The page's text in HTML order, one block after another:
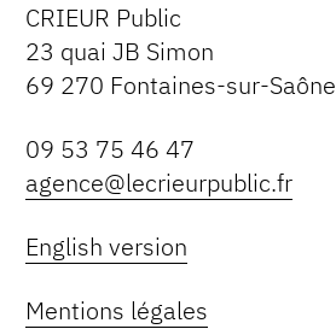
CRIEUR Public
23 quai JB Simon
69 270 Fontaines-sur-Saône
09 53 75 46 47
agence@lecrieurpublic.fr
English version
Mentions légales